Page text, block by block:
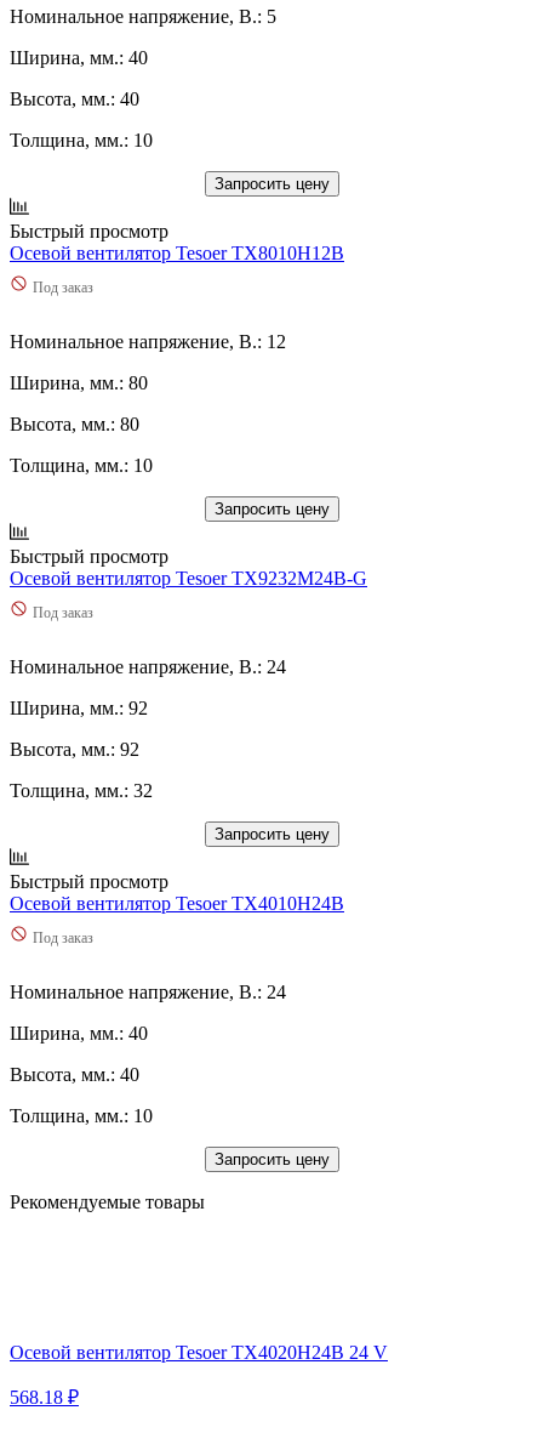
Номинальное напряжение, В.: 5
Ширина, мм.: 40
Высота, мм.: 40
Толщина, мм.: 10
Запросить цену
Быстрый просмотр
Осевой вентилятор Tesoer TX8010H12B
Под заказ
Номинальное напряжение, В.: 12
Ширина, мм.: 80
Высота, мм.: 80
Толщина, мм.: 10
Запросить цену
Быстрый просмотр
Осевой вентилятор Tesoer TX9232M24B-G
Под заказ
Номинальное напряжение, В.: 24
Ширина, мм.: 92
Высота, мм.: 92
Толщина, мм.: 32
Запросить цену
Быстрый просмотр
Осевой вентилятор Tesoer TX4010H24B
Под заказ
Номинальное напряжение, В.: 24
Ширина, мм.: 40
Высота, мм.: 40
Толщина, мм.: 10
Запросить цену
Рекомендуемые товары
Осевой вентилятор Tesoer TX4020H24B 24 V
568.18 ₽